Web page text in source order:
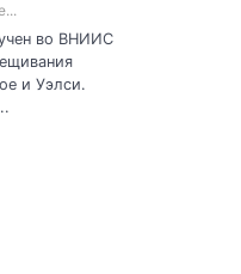
во ВНИИС
и Уэлси.